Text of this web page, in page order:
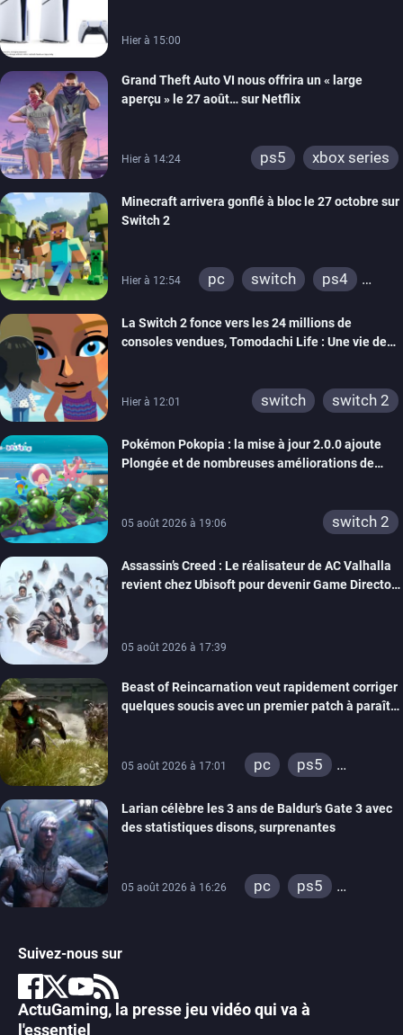
Hier à 15:00
Grand Theft Auto VI nous offrira un « large
aperçu » le 27 août… sur Netflix
Hier à 14:24 ps5 xbox series
Minecraft arrivera gonflé à bloc le 27 octobre sur
Switch 2
Hier à 12:54 pc switch
ps4
wiiu
3ds
ps3
xbox 360
switch 2
La Switch 2 fonce vers les 24 millions de
consoles vendues, Tomodachi Life : Une vie de
Hier à 12:01 switch switch 2
Pokémon Pokopia : la mise à jour 2.0.0 ajoute
Plongée et de nombreuses améliorations de
05 août 2026 à 19:06 switch 2
Assassin’s Creed : Le réalisateur de AC Valhalla
revient chez Ubisoft pour devenir Game Director
05 août 2026 à 17:39
Beast of Reincarnation veut rapidement corriger
quelques soucis avec un premier patch à paraître
05 août 2026 à 17:01 pc
ps5
Larian célèbre les 3 ans de Baldur’s Gate 3 avec
des statistiques disons, surprenantes
05 août 2026 à 16:26 pc
ps5
Suivez-nous sur
ActuGaming, la presse jeu vidéo qui va à
l'essentiel